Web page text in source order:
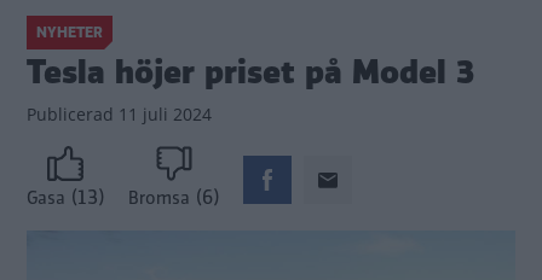
NYHETER
Tesla höjer priset på Model 3
Publicerad 11 juli 2024
Gasa (13) Bromsa (6)